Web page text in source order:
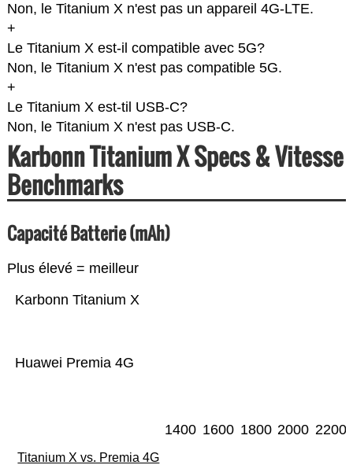
Non, le Titanium X n'est pas un appareil 4G-LTE.
+
Le Titanium X est-il compatible avec 5G?
Non, le Titanium X n'est pas compatible 5G.
+
Le Titanium X est-til USB-C?
Non, le Titanium X n'est pas USB-C.
Karbonn Titanium X Specs & Vitesse
Benchmarks
Capacité Batterie (mAh)
Plus élevé = meilleur
Huawei Premia 4G
Karbonn Titanium X
1400 1600 1800 2000 2200
Titanium X vs. Premia 4G